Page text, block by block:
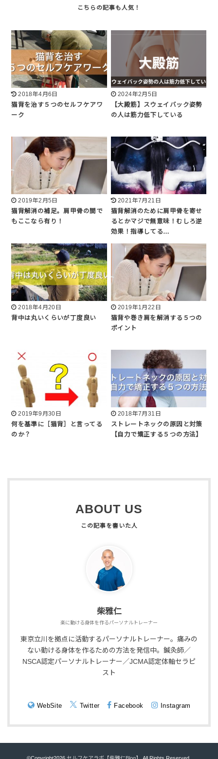
2018年4月6日
猫背を治す５つのセルフケアワ
ーク
2024年2月5日
【大殿筋】スウェイバック姿勢
の人は筋力低下している
2019年2月5日
猫背解消の補足。肩甲骨の間で
もここなら有り！
2021年7月21日
猫背解消のために肩甲骨を寄せ
るとかマジで無意味！むしろ逆
効果！指導してる…
2018年4月20日
背中は丸いくらいが丁度良い
2019年1月22日
猫背や巻き肩を解消する５つの
ポイント
2019年9月30日
何を基準に［猫背］と言ってる
のか？
2018年7月31日
ストレートネックの原因と対策
【自力で矯正する５つの方法】
ABOUT US
柴雅仁
楽に動ける身体を作るパーソナルトレーナー
東京立川を拠点に活動するパーソナルトレーナー。痛みの
ない動ける身体を作るための方法を発信中。鍼灸師／
NSCA認定パーソナルトレーナー／JCMA認定体軸セラピ
スト
WebSite Twitter Facebook Instagram